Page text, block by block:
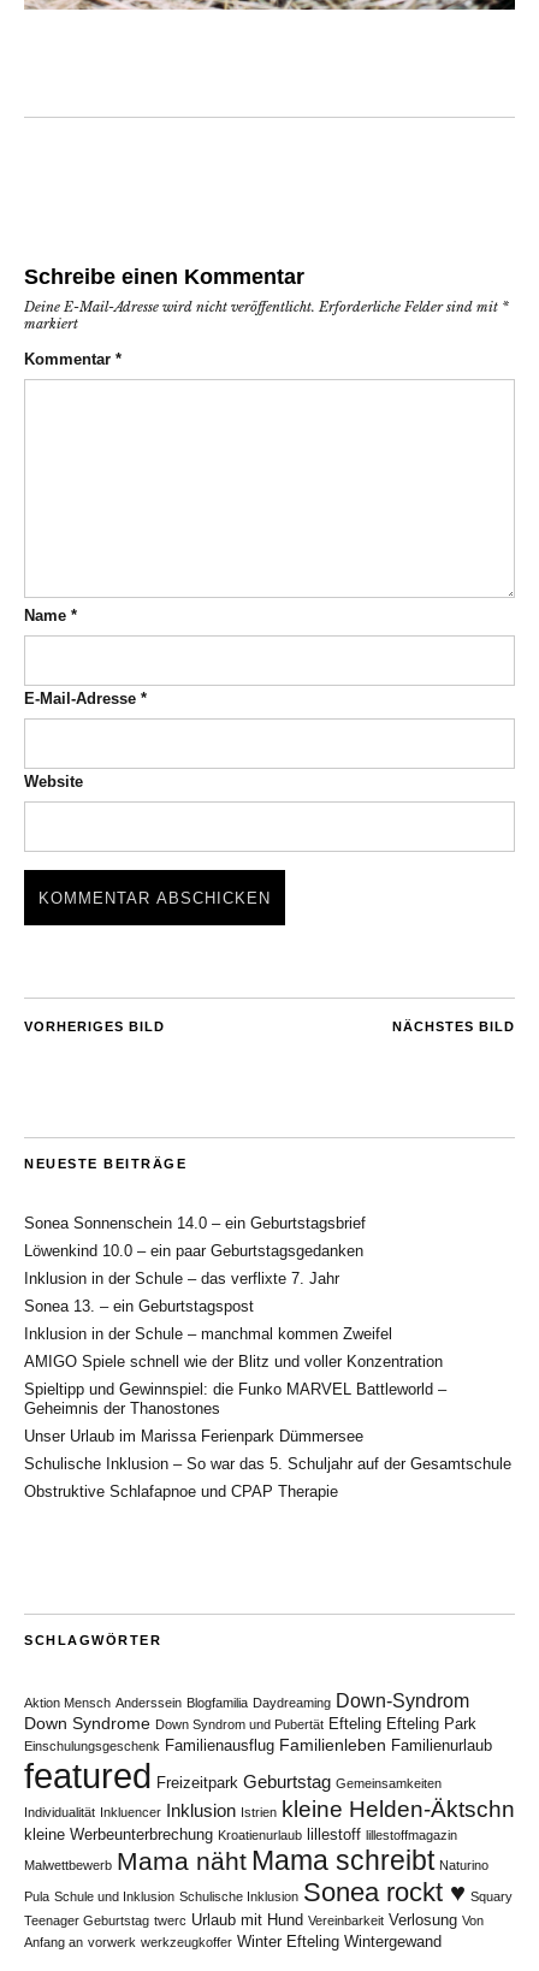
Schreibe einen Kommentar
Deine E-Mail-Adresse wird nicht veröffentlicht. Erforderliche Felder sind mit *
markiert
Kommentar *
Name *
E-Mail-Adresse *
Website
NÄCHSTES BILD
VORHERIGES BILD
NEUESTE BEITRÄGE
Sonea Sonnenschein 14.0 – ein Geburtstagsbrief
Löwenkind 10.0 – ein paar Geburtstagsgedanken
Inklusion in der Schule – das verflixte 7. Jahr
Sonea 13. – ein Geburtstagspost
Inklusion in der Schule – manchmal kommen Zweifel
AMIGO Spiele schnell wie der Blitz und voller Konzentration
Spieltipp und Gewinnspiel: die Funko MARVEL Battleworld –
Geheimnis der Thanostones
Unser Urlaub im Marissa Ferienpark Dümmersee
Schulische Inklusion – So war das 5. Schuljahr auf der Gesamtschule
Obstruktive Schlafapnoe und CPAP Therapie
SCHLAGWÖRTER
Aktion Mensch Anderssein Blogfamilia Daydreaming Down-Syndrom
Down Syndrome Down Syndrom und Pubertät Efteling Efteling Park
Einschulungsgeschenk Familienausflug Familienleben Familienurlaub
featured Freizeitpark Geburtstag Gemeinsamkeiten
Individualität Inkluencer Inklusion Istrien kleine Helden-Äktschn
kleine Werbeunterbrechung Kroatienurlaub lillestoff lillestoffmagazin
Malwettbewerb Mama näht Mama schreibt Naturino
Pula Schule und Inklusion Schulische Inklusion Sonea rockt ♥ Squary
Teenager Geburtstag twerc Urlaub mit Hund Vereinbarkeit Verlosung Von
Anfang an vorwerk werkzeugkoffer Winter Efteling Wintergewand